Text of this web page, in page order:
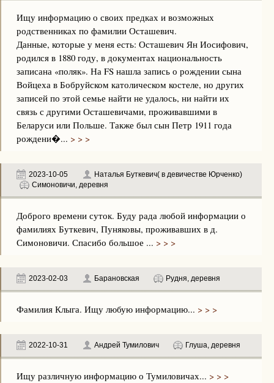
Ищу информацию о своих предках и возможных
родственниках по фамилии Осташевич.
Данные, которые у меня есть: Осташевич Ян Иосифович,
родился в 1880 году, в документах национальность
записана «поляк». На FS нашла запись о рождении сына
Войцеха в Бобруйском католическом костеле, но других
записей по этой семье найти не удалось, ни найти их
связь с другими Осташевичами, проживавшими в
Беларуси или Польше. Также был сын Петр 1911 года
рождени�... > > >
2023-10-05
Наталья Буткевич( в девичестве Юрченко)
Симоновичи, деревня
Доброго времени суток. Буду рада любой информации о
фамилиях Буткевич, Пуняковы, проживавших в д.
Симоновичи. Спасибо большое ... > > >
2023-02-03 Барановская Рудня, деревня
Фамилия Клыга. Ищу любую информацию... > > >
2022-10-31 Андрей Тумилович Глуша, деревня
Ищу различную информацию о Тумиловичах... > > >